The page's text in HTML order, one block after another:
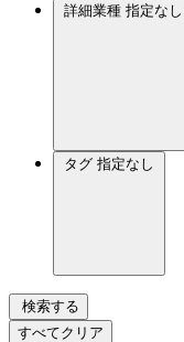
詳細業種 指定なし
タグ 指定なし
検索する
すべてクリア